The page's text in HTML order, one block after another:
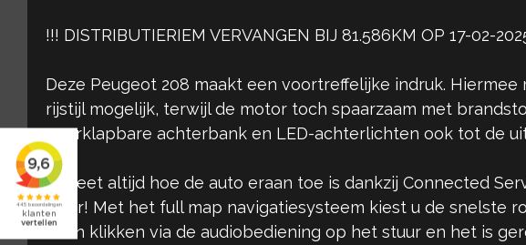
​!!! DISTRIBUTIERIEM VERVANGEN BIJ 81.586KM OP 17-02-
Deze Peugeot 208 maakt een voortreffelijke indruk.
rijstijl mogelijk, terwijl de motor toch spaarzaam met
neerklapbare achterbank en LED-achterlichten ook tot de
U weet altijd hoe de auto eraan toe is dankzij Connected
klaar! Met het full map navigatiesysteem kiest u de snelste
Even klikken via de audiobediening op het stuur en het is